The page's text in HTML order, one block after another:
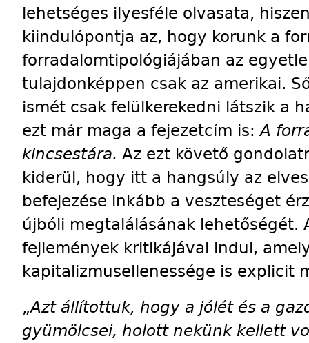
lehetséges ilyesféle olvasata,
kiindulópontja az, hogy korunk a
forradalomtipológiájában az
tulajdonképpen csak az amerikai.
ismét csak felülkerekedni látszik a
ezt már maga a fejezetcím is:A
kincsestára. Az ezt követő
kiderül, hogy itt a hangsúly az
befejezése inkább a veszteséget
újbóli megtalálásának lehetőségét.
fejlemények kritikájával indul,
kapitalizmusellenessége is explicit
„Azt állítottuk, hogy a jólét és a
gyümölcsei, holott nekünk kellett